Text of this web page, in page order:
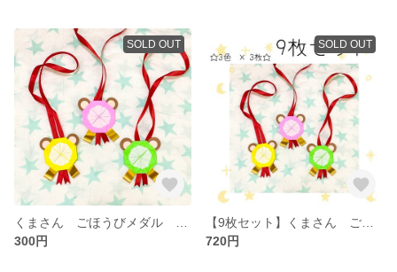
SOLD OUT
300円
SOLD OUT
720円